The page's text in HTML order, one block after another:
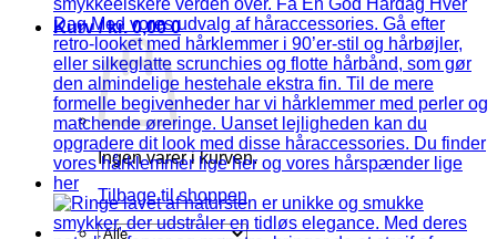
Kurv /kr.0,00 0
Ingen varer i kurven.
Tilbage til shoppen